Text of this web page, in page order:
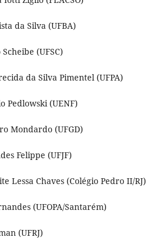
da Silva (UFBA)
(UFSC)
da Silva Pimentel (UFPA)
Pedlowski (UENF)
Mondardo (UFGD)
Felippe (UFJF)
Lessa Chaves (Colégio Pedro II/RJ)
(UFOPA/Santarém)
(UFRJ)